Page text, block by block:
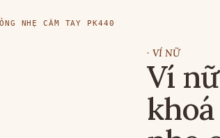
NHẸ CẦM TAY PK440
· VÍ NỮ
Ví